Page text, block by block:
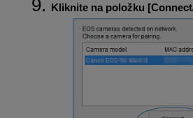
Kliknite na položku [